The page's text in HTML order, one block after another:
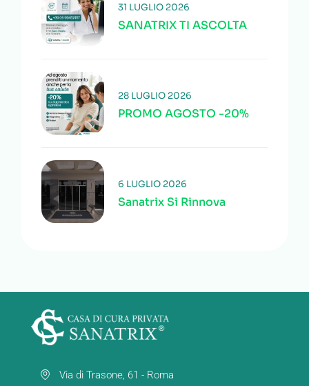
SANATRIX TI ASCOLTA
31 LUGLIO 2026
PROMO AGOSTO -20%
28 LUGLIO 2026
Sanatrix Si Rinnova
6 LUGLIO 2026
Via di Trasone, 61 - Roma